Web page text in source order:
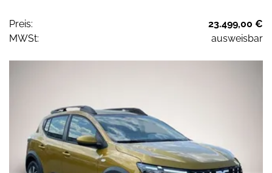
Preis:
23.499,00 €
MWSt:
ausweisbar